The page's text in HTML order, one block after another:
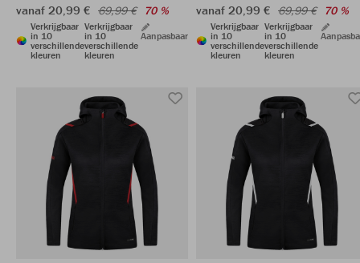
vanaf 20,99 € 69,99 € 70 %
Verkrijgbaar
in 10
verschillende
kleuren
Verkrijgbaar
in 10
verschillende
kleuren
Aanpasbaar
vanaf 20,99 € 69,99 € 70 %
Verkrijgbaar
in 10
verschillende
kleuren
Verkrijgbaar
in 10
verschillende
kleuren